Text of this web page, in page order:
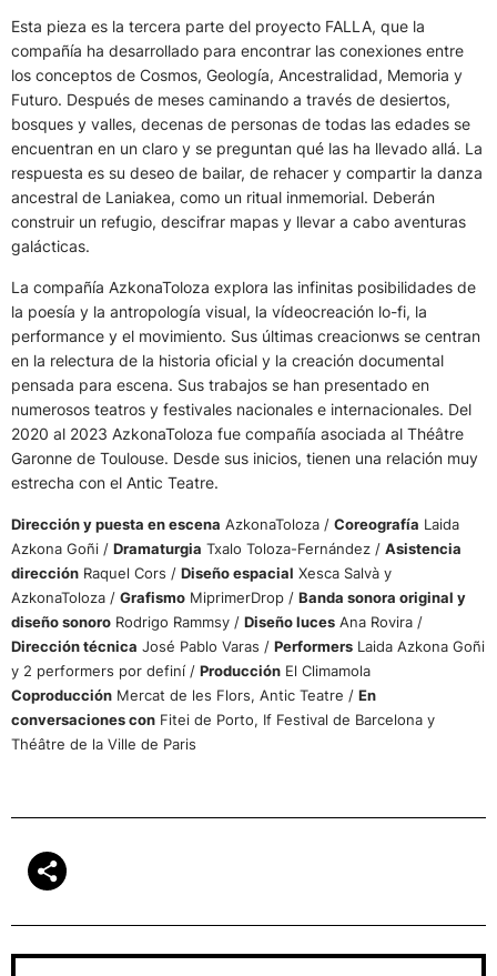
Esta pieza es la tercera parte del proyecto FALLA, que la
compañía ha desarrollado para encontrar las conexiones entre
los conceptos de Cosmos, Geología, Ancestralidad, Memoria y
Futuro. Después de meses caminando a través de desiertos,
bosques y valles, decenas de personas de todas las edades se
encuentran en un claro y se preguntan qué las ha llevado allá. La
respuesta es su deseo de bailar, de rehacer y compartir la danza
ancestral de Laniakea, como un ritual inmemorial. Deberán
construir un refugio, descifrar mapas y llevar a cabo aventuras
galácticas.
La compañía AzkonaToloza explora las infinitas posibilidades de
la poesía y la antropología visual, la vídeocreación lo-fi, la
performance y el movimiento. Sus últimas creacionws se centran
en la relectura de la historia oficial y la creación documental
pensada para escena. Sus trabajos se han presentado en
numerosos teatros y festivales nacionales e internacionales. Del
2020 al 2023 AzkonaToloza fue compañía asociada al Théâtre
Garonne de Toulouse. Desde sus inicios, tienen una relación muy
estrecha con el Antic Teatre.
Dirección y puesta en escena AzkonaToloza / Coreografía Laida
Azkona Goñi / Dramaturgia Txalo Toloza-Fernández / Asistencia
dirección Raquel Cors / Diseño espacial Xesca Salvà y
AzkonaToloza / Grafismo MiprimerDrop / Banda sonora original y
diseño sonoro Rodrigo Rammsy / Diseño luces Ana Rovira /
Dirección técnica José Pablo Varas / Performers Laida Azkona Goñi
y 2 performers por definí / Producción El Climamola
Coproducción Mercat de les Flors, Antic Teatre / En
conversaciones con Fitei de Porto, If Festival de Barcelona y
Théâtre de la Ville de Paris